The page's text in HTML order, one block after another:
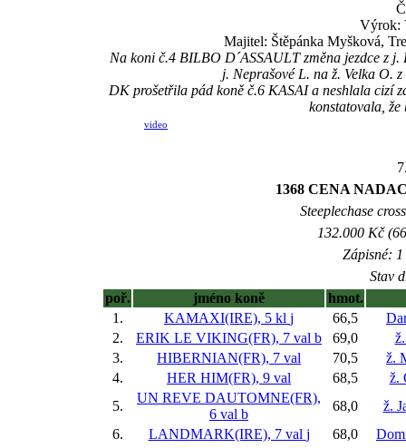
Výrok:
Majitel: Štěpánka Myšková,
Na koni č.4 BILBO D´ASSAULT změna jezdce z
j. Neprašové L. na ž. Velka O.
DK prošetřila pád koně č.6 KASAI a neshlala cizí
konstatovala,
video
1368 CENA
Steeplechase
132.000 Kč
Zápisné:
Stav
poř.
jméno koně
hmot.
1.
KAMAXI(IRE), 5 kl j 66,5
2.
ERIK LE VIKING(FR), 7 val b 69,0
3.
HIBERNIAN(FR), 7 val 70,5
ž.
4.
HER HIM(FR), 9 val 68,5
ž.
5.
UN REVE DAUTOMNE(FR),
6 val b
68,0
ž.
6.
LANDMARK(IRE), 7 val j 68,0